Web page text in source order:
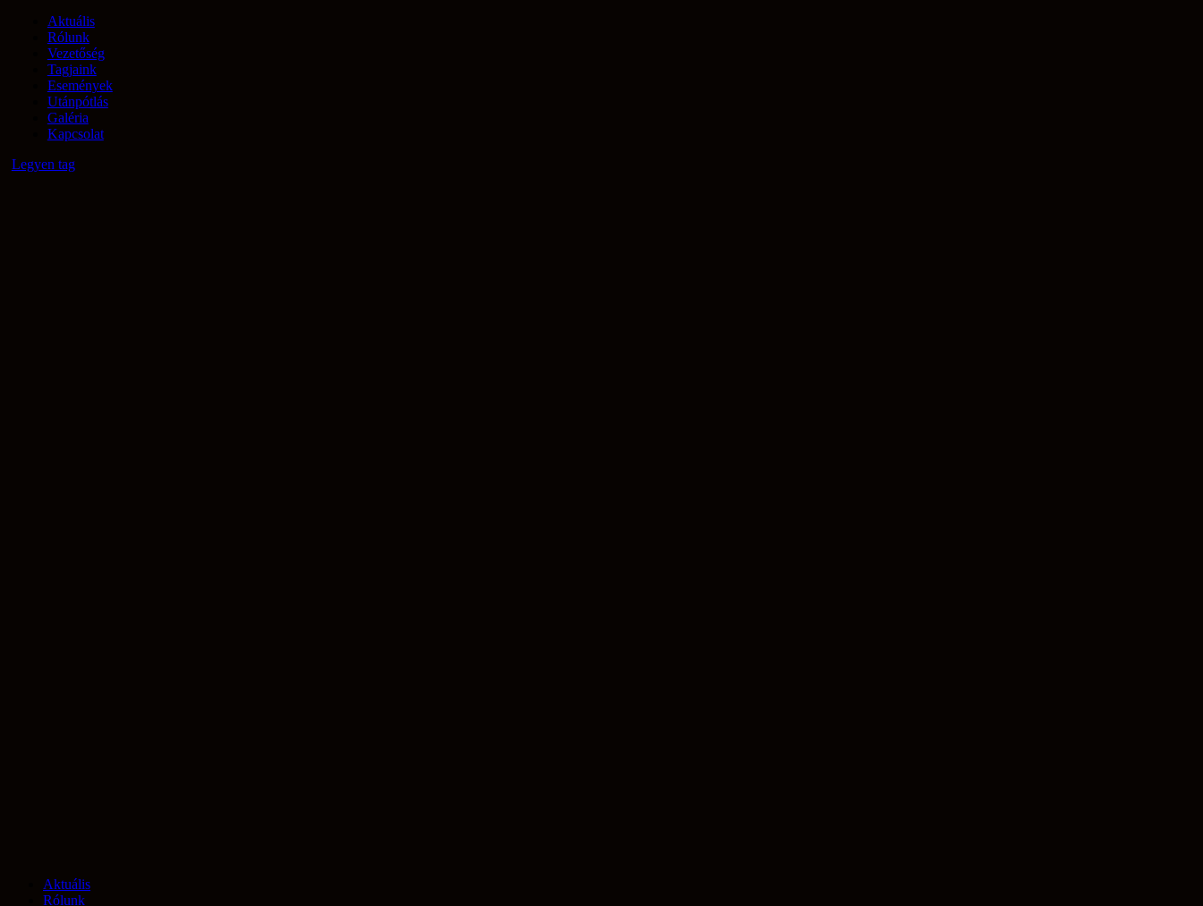
Aktuális
Rólunk
Vezetőség
Tagjaink
Események
Utánpótlás
Galéria
Kapcsolat
Legyen tag
Aktuális
Rólunk